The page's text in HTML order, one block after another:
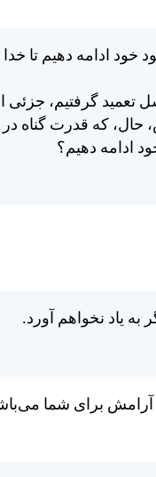
خود ادامه دهيم تا
تعميد گرفتيم، جزئی
حال، كه قدرت گناه در
ادامه دهيم؟
به یاد نخواهم آورد.
آرامش برای شما